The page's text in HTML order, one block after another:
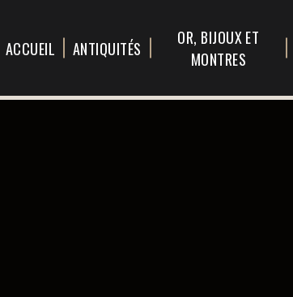
ACCUEIL ANTIQUITÉS
OR, BIJOUX ET
MONTRES